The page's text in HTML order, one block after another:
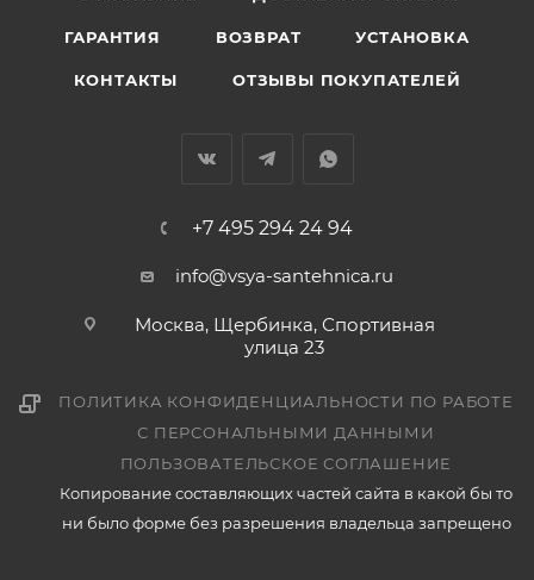
ГАРАНТИЯ ВОЗВРАТ УСТАНОВКА
КОНТАКТЫ ОТЗЫВЫ ПОКУПАТЕЛЕЙ
+7 495 294 24 94
info@vsya-santehnica.ru
Москва, Щербинка, Спортивная
улица 23
ПОЛИТИКА КОНФИДЕНЦИАЛЬНОСТИ ПО РАБОТЕ
С ПЕРСОНАЛЬНЫМИ ДАННЫМИ
ПОЛЬЗОВАТЕЛЬСКОЕ СОГЛАШЕНИЕ
Копирование составляющих частей сайта в какой бы то
ни было форме без разрешения владельца запрещено